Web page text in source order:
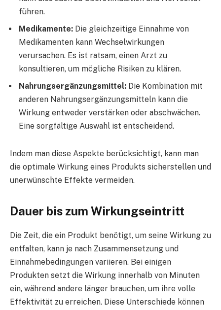
führen.
Medikamente: Die gleichzeitige Einnahme von
Medikamenten kann Wechselwirkungen
verursachen. Es ist ratsam, einen Arzt zu
konsultieren, um mögliche Risiken zu klären.
Nahrungsergänzungsmittel: Die Kombination mit
anderen Nahrungsergänzungsmitteln kann die
Wirkung entweder verstärken oder abschwächen.
Eine sorgfältige Auswahl ist entscheidend.
Indem man diese Aspekte berücksichtigt, kann man
die optimale Wirkung eines Produkts sicherstellen und
unerwünschte Effekte vermeiden.
Dauer bis zum Wirkungseintritt
Die Zeit, die ein Produkt benötigt, um seine Wirkung zu
entfalten, kann je nach Zusammensetzung und
Einnahmebedingungen variieren. Bei einigen
Produkten setzt die Wirkung innerhalb von Minuten
ein, während andere länger brauchen, um ihre volle
Effektivität zu erreichen. Diese Unterschiede können